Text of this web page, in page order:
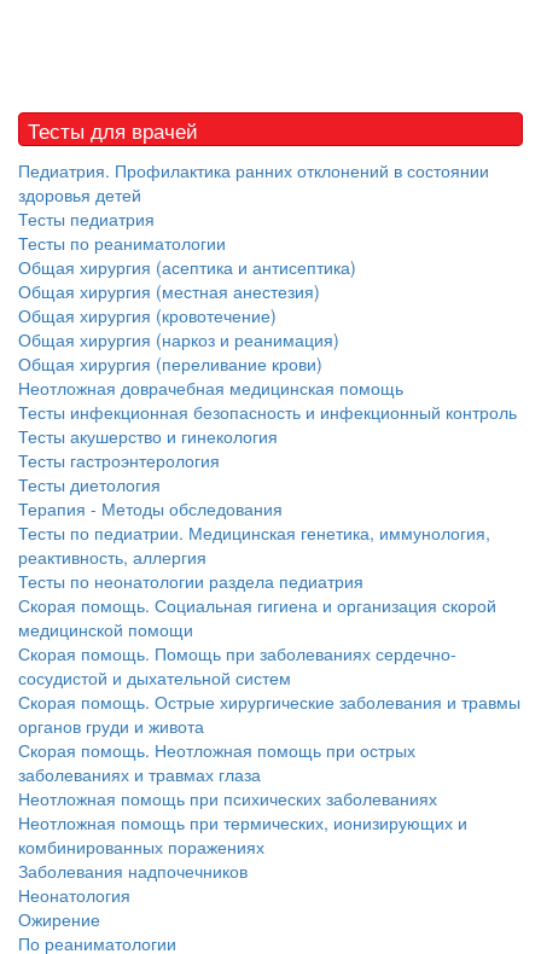
Тесты для врачей
Педиатрия. Профилактика ранних отклонений в состоянии
здоровья детей
Тесты педиатрия
Тесты по реаниматологии
Общая хирургия (асептика и антисептика)
Общая хирургия (местная анестезия)
Общая хирургия (кровотечение)
Общая хирургия (наркоз и реанимация)
Общая хирургия (переливание крови)
Неотложная доврачебная медицинская помощь
Тесты инфекционная безопасность и инфекционный контроль
Тесты акушерство и гинекология
Тесты гастроэнтерология
Тесты диетология
Терапия - Методы обследования
Тесты по педиатрии. Медицинская генетика, иммунология,
реактивность, аллергия
Тесты по неонатологии раздела педиатрия
Скорая помощь. Социальная гигиена и организация скорой
медицинской помощи
Скорая помощь. Помощь при заболеваниях сердечно-
сосудистой и дыхательной систем
Скорая помощь. Острые хирургические заболевания и травмы
органов груди и живота
Скорая помощь. Неотложная помощь при острых
заболеваниях и травмах глаза
Неотложная помощь при психических заболеваниях
Неотложная помощь при термических, ионизирующих и
комбинированных поражениях
Заболевания надпочечников
Неонатология
Ожирение
По реаниматологии